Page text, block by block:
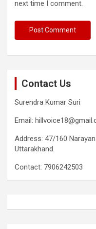
next time I comment.
Contact Us
Surendra Kumar Suri
Email:
Address: 47/160
Uttarakhand.
Contact: 7906242503